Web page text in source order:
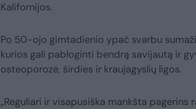
Kalifornijos.
Po 50-ojo gimtadienio ypač svarbu
kurios gali pabloginti bendrą savijautą ir
osteoporozė, širdies ir kraujagyslių ligos.
„Reguliari ir visapusiška mankšta pagerins